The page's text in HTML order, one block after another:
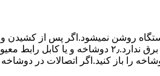
روﺷﻦ نمیشود.اﮔﺮ ﭘﺲ از
بعنوان ﻋﻠﻞ احتمالی بروز چنین مشکلی در
را باز کنید.اﮔﺮ اﺗﺼﺎﻻت در